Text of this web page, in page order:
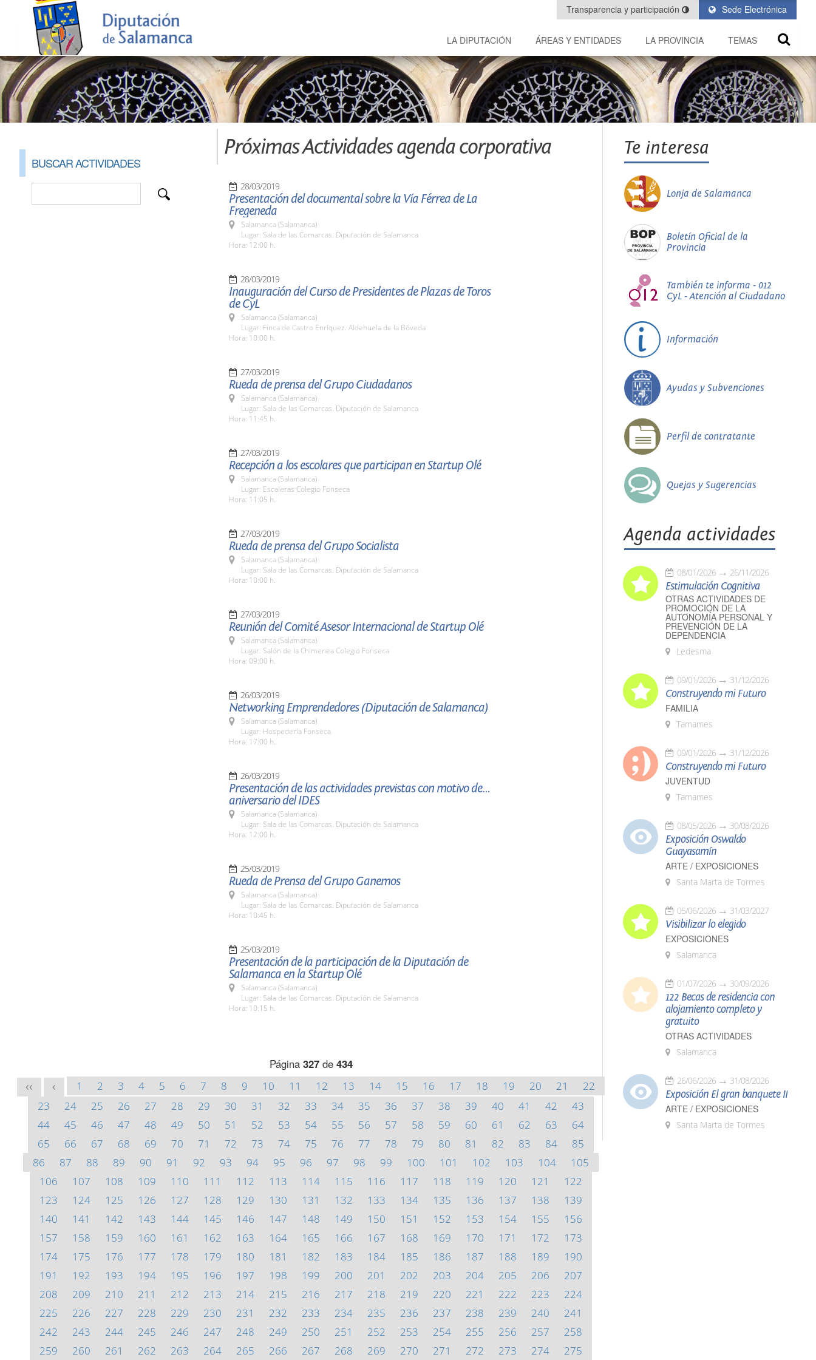
Sede Electrónica
Transparencia y participación
LA DIPUTACIÓN ÁREAS Y ENTIDADES LA PROVINCIA TEMAS
BUSCAR ACTIVIDADES
Próximas Actividades agenda corporativa
28/03/2019
Presentación del documental sobre la Vía Férrea de La
Fregeneda
Salamanca (Salamanca)
Lugar: Sala de las Comarcas. Diputación de Salamanca
Hora: 12:00 h.
28/03/2019
Inauguración del Curso de Presidentes de Plazas de Toros
de CyL
Salamanca (Salamanca)
Lugar: Finca de Castro Enríquez. Aldehuela de la Bóveda
Hora: 10:00 h.
27/03/2019
Rueda de prensa del Grupo Ciudadanos
Salamanca (Salamanca)
Lugar: Sala de las Comarcas. Diputación de Salamanca
Hora: 11:45 h.
27/03/2019
Recepción a los escolares que participan en Startup Olé
Salamanca (Salamanca)
Lugar: Escaleras Colegio Fonseca
Hora: 11:05 h.
27/03/2019
Rueda de prensa del Grupo Socialista
Salamanca (Salamanca)
Lugar: Sala de las Comarcas. Diputación de Salamanca
Hora: 10:00 h.
27/03/2019
Reunión del Comité Asesor Internacional de Startup Olé
Salamanca (Salamanca)
Lugar: Salón de la Chimenea Colegio Fonseca
Hora: 09:00 h.
26/03/2019
Networking Emprendedores (Diputación de Salamanca)
Salamanca (Salamanca)
Lugar: Hospedería Fonseca
Hora: 17:00 h.
26/03/2019
Presentación de las actividades previstas con motivo del X
aniversario del IDES
Salamanca (Salamanca)
Lugar: Sala de las Comarcas. Diputación de Salamanca
Hora: 12:00 h.
25/03/2019
Rueda de Prensa del Grupo Ganemos
Salamanca (Salamanca)
Lugar: Sala de las Comarcas. Diputación de Salamanca
Hora: 10:45 h.
25/03/2019
Presentación de la participación de la Diputación de
Salamanca en la Startup Olé
Salamanca (Salamanca)
Lugar: Sala de las Comarcas. Diputación de Salamanca
Hora: 10:15 h.
Página 327de 434
<< < 1 2 3 4 5 6 7 8 9 10 11 12 13 14 15 16 17 18 19 20 21
22
23
24 25 26 27 28 29 30 31 32 33 34 35 36 37 38 39 40 41 42
43
44
45 46 47 48 49 50 51 52 53 54 55 56 57 58 59 60 61 62 63
64
65
66 67 68 69 70 71 72 73 74 75 76 77 78 79 80 81 82 83 84
85
86
87 88 89 90 91 92 93 94 95 96 97 98 99 100 101 102 103 104
105
106
107 108 109 110 111 112 113 114 115 116 117 118 119 120 121
122
123
124 125 126 127 128 129 130 131 132 133 134 135 136 137 138
139
140
141 142 143 144 145 146 147 148 149 150 151 152 153 154 155
156
157
158 159 160 161 162 163 164 165 166 167 168 169 170 171 172
173
174
175 176 177 178 179 180 181 182 183 184 185 186 187 188 189
190
191
192 193 194 195 196 197 198 199 200 201 202 203 204 205 206
207
208
209 210 211 212 213 214 215 216 217 218 219 220 221 222 223
224
225
226 227 228 229 230 231 232 233 234 235 236 237 238 239 240
241
242
243 244 245 246 247 248 249 250 251 252 253 254 255 256 257
258
259
260 261 262 263 264 265 266 267 268 269 270 271 272 273 274 275
Te interesa
Lonja de Salamanca
Boletín Oficial de la
Provincia
También te informa - 012
CyL - Atención al Ciudadano
Información
Ayudas y Subvenciones
Perfil de contratante
Quejas y Sugerencias
Agenda actividades
08/01/2026 26/11/2026
Estimulación Cognitiva
OTRAS ACTIVIDADES DE
PROMOCIÓN DE LA
AUTONOMÍA PERSONAL Y
PREVENCIÓN DE LA
DEPENDENCIA
Ledesma
09/01/2026 31/12/2026
Construyendo mi Futuro
FAMILIA
Tamames
09/01/2026 31/12/2026
Construyendo mi Futuro
JUVENTUD
Tamames
08/05/2026 30/08/2026
Exposición Oswaldo
Guayasamín
ARTE / EXPOSICIONES
Santa Marta de Tormes
05/06/2026 31/03/2027
Visibilizar lo elegido
EXPOSICIONES
Salamanca
01/07/2026 30/09/2026
122 Becas de residencia con
alojamiento completo y
gratuito
OTRAS ACTIVIDADES
Salamanca
26/06/2026 31/08/2026
Exposición El gran banquete II
ARTE / EXPOSICIONES
Santa Marta de Tormes